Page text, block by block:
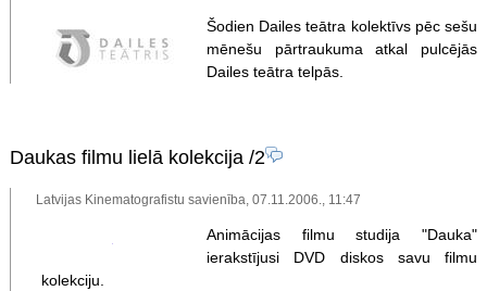
Šodien Dailes teātra kolektīvs pēc sešu
mēnešu pārtraukuma atkal pulcējās
Dailes teātra telpās.
Daukas filmu lielā kolekcija/2
Latvijas Kinematografistu savienība, 07.11.2006., 11:47
Animācijas filmu studija "Dauka"
ierakstījusi DVD diskos savu filmu
kolekciju.